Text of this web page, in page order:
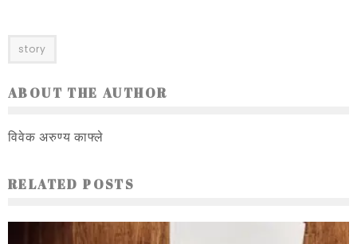
story
ABOUT THE AUTHOR
विवेक अरुण्य काफ्ले
RELATED POSTS